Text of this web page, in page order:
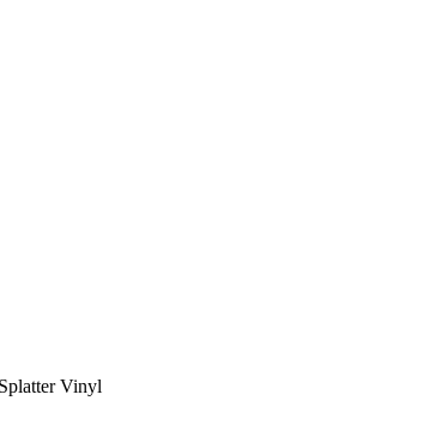
Vinyl